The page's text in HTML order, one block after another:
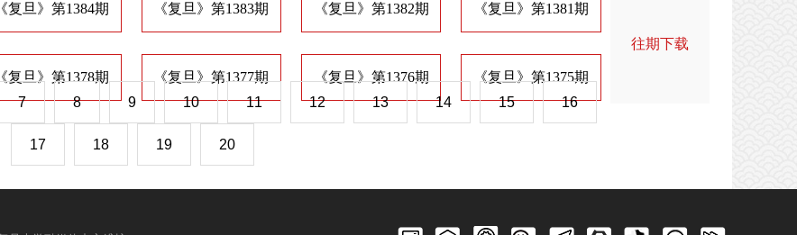
《复旦》第1384期 《复旦》第1383期 《复旦》第1382期 《复旦》第1381期
《复旦》第1378期 《复旦》第1377期 《复旦》第1376期 《复旦》第1375期
7 8 9 10 11 12 13 14 15 16
17 18 19 20
往期下载